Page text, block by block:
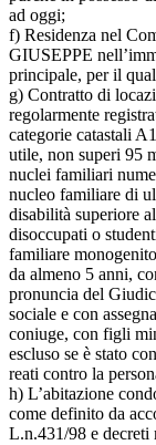
ad oggi;
f) Residenza nel
GIUSEPPE
principale, per il
g) Contratto di
regolarmente
categorie catastali
utile, non superi 95
nuclei familiari
nucleo familiare di
disabilità superiore
disoccupati o
familiare
da almeno 5 anni,
pronuncia del
sociale e con
coniuge, con figli
escluso se è stato
reati contro la
h) L’abitazione
come definito da
L.n.431/98 e decreti